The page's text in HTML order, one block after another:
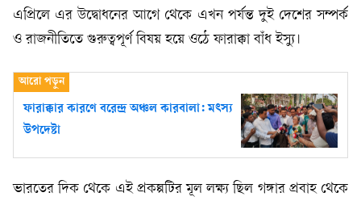
এপ্রিলে এর উদ্বোধনের আগে থেকে এখন পর্যন্ত দুই দেশের সম্পর্ক
ও রাজনীতিতে গুরুত্বপূর্ণ বিষয় হয়ে ওঠে ফারাক্কা বাঁধ ইস্যু।
ফারাক্কার কারণে বরেন্দ্র অঞ্চল কারবালা: মৎস্য
উপদেষ্টা
ভারতের দিক থেকে এই প্রকল্পটির মূল লক্ষ্য ছিল গঙ্গার প্রবাহ থেকে